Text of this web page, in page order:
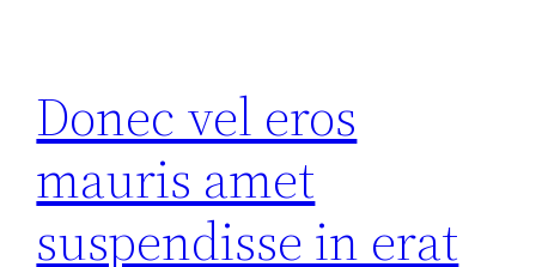
Donec vel eros
mauris amet
suspendisse in erat